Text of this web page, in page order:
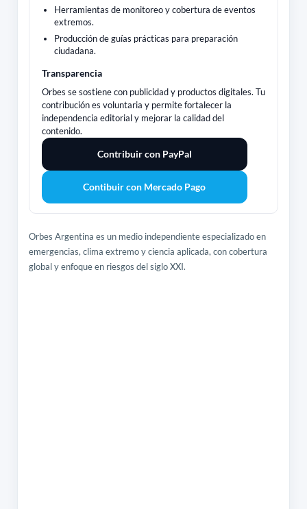
Herramientas de monitoreo y cobertura de eventos
extremos.
Producción de guías prácticas para preparación
ciudadana.
Transparencia
Orbes se sostiene con publicidad y productos digitales. Tu
contribución es voluntaria y permite fortalecer la
independencia editorial y mejorar la calidad del
contenido.
Contribuir con PayPal
Contibuir con Mercado Pago
Orbes Argentina es un medio independiente especializado en
emergencias, clima extremo y ciencia aplicada, con cobertura
global y enfoque en riesgos del siglo XXI.